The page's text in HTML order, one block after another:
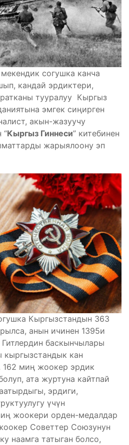
согушка канча
кандай эрдиктери,
тууралуу Кыргыз
эмгек сиңирген
акын-жазуучу
“Кыргыз Гиннеси” китебинен
жарыялоону эп
Кыргызстандын 363
анын ичинен 1395и
баскынчылары
кыргызстандык кан
миң жоокер эрдик
ата журтуна кайтпай
эрдиги,
үчүн
жоокери орден-медалдар
Советтер Союзунун
наамга татыган болсо,